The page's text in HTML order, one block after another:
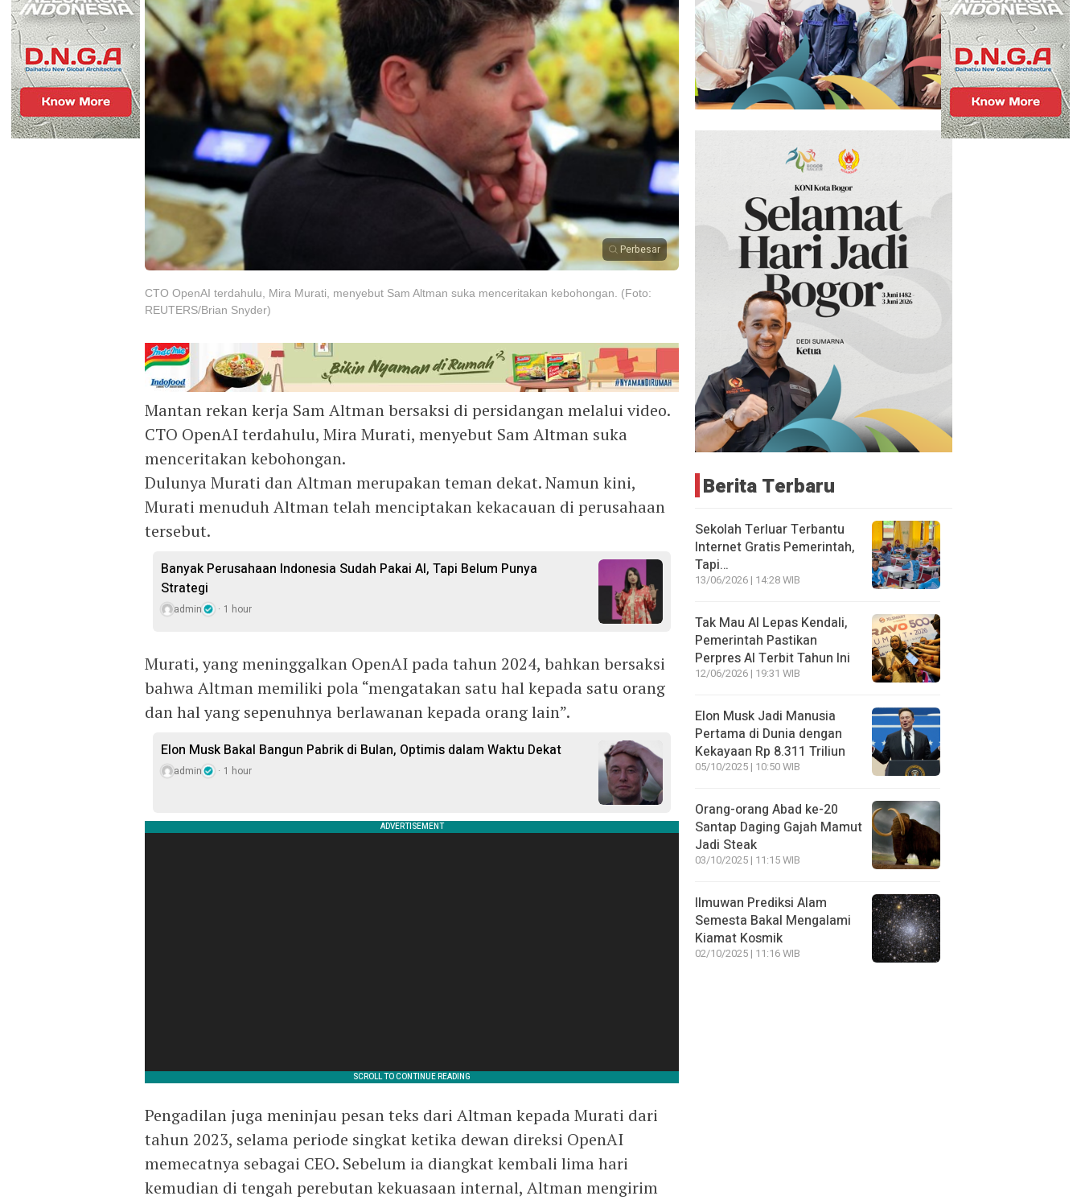
Perbesar
CTO OpenAI terdahulu, Mira Murati, menyebut Sam Altman suka menceritakan kebohongan. (Foto:
REUTERS/Brian Snyder)
Mantan rekan kerja Sam Altman bersaksi di persidangan melalui video.
CTO OpenAI terdahulu, Mira Murati, menyebut Sam Altman suka
menceritakan kebohongan.
Dulunya Murati dan Altman merupakan teman dekat. Namun kini,
Murati menuduh Altman telah menciptakan kekacauan di perusahaan
tersebut.
Banyak Perusahaan Indonesia Sudah Pakai AI, Tapi Belum Punya
Strategi
admin 1 hour
Murati, yang meninggalkan OpenAI pada tahun 2024, bahkan bersaksi
bahwa Altman memiliki pola “mengatakan satu hal kepada satu orang
dan hal yang sepenuhnya berlawanan kepada orang lain”.
Elon Musk Bakal Bangun Pabrik di Bulan, Optimis dalam Waktu Dekat
admin 1 hour
Pengadilan juga meninjau pesan teks dari Altman kepada Murati dari
tahun 2023, selama periode singkat ketika dewan direksi OpenAI
memecatnya sebagai CEO. Sebelum ia diangkat kembali lima hari
kemudian di tengah perebutan kekuasaan internal, Altman mengirim
Berita Terbaru
Sekolah Terluar Terbantu
Internet Gratis Pemerintah,
Tapi…
13/06/2026 | 14:28 WIB
Tak Mau AI Lepas Kendali,
Pemerintah Pastikan
Perpres AI Terbit Tahun Ini
12/06/2026 | 19:31 WIB
Elon Musk Jadi Manusia
Pertama di Dunia dengan
Kekayaan Rp 8.311 Triliun
05/10/2025 | 10:50 WIB
Orang-orang Abad ke-20
Santap Daging Gajah Mamut
Jadi Steak
03/10/2025 | 11:15 WIB
Ilmuwan Prediksi Alam
Semesta Bakal Mengalami
Kiamat Kosmik
02/10/2025 | 11:16 WIB